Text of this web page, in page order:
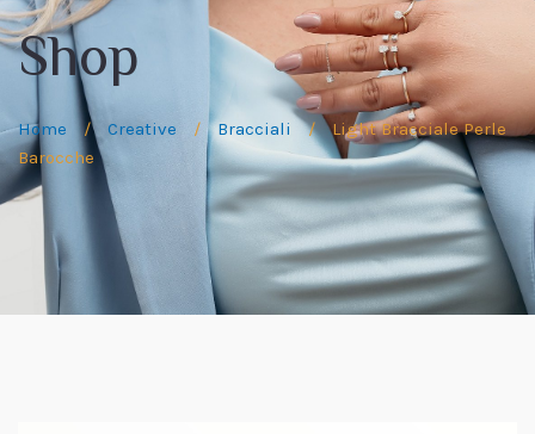
Shop
Home / Creative / Bracciali / Light Bracciale Perle
Barocche